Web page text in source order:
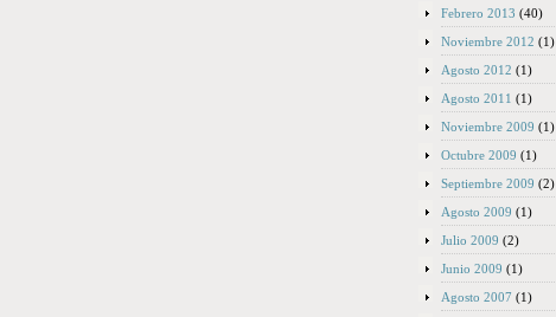
Febrero 2013 (40)
Noviembre 2012 (1)
Agosto 2012 (1)
Agosto 2011 (1)
Noviembre 2009 (1)
Octubre 2009 (1)
Septiembre 2009 (2)
Agosto 2009 (1)
Julio 2009 (2)
Junio 2009 (1)
Agosto 2007 (1)